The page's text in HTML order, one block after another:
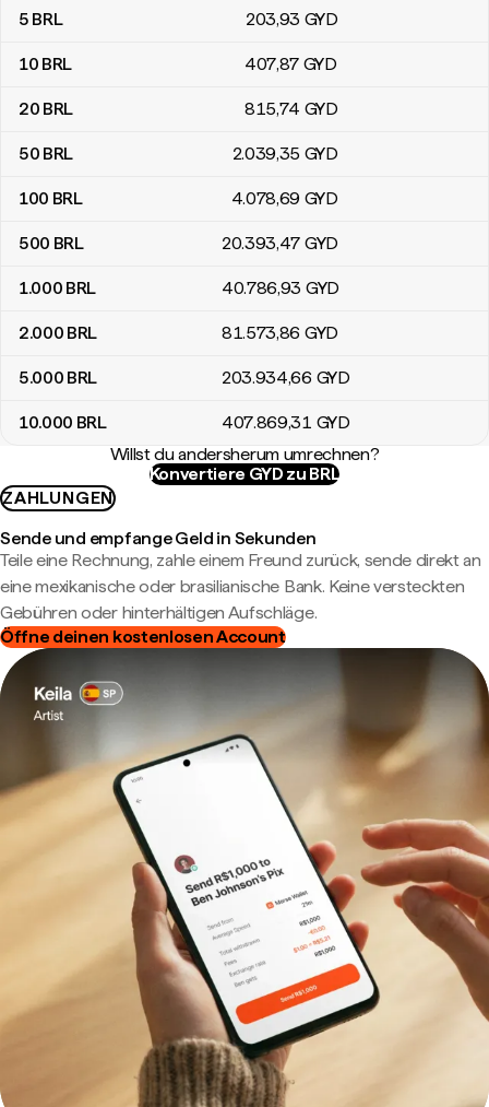
5 BRL 203,93 GYD
10 BRL 407,87 GYD
20 BRL 815,74 GYD
50 BRL 2.039,35 GYD
100 BRL 4.078,69 GYD
500 BRL 20.393,47 GYD
1.000 BRL 40.786,93 GYD
2.000 BRL 81.573,86 GYD
5.000 BRL 203.934,66 GYD
10.000 BRL 407.869,31 GYD
Willst du andersherum umrechnen?
Konvertiere GYD zu BRL
ZAHLUNGEN
Sende und empfange Geld in Sekunden
Teile eine Rechnung, zahle einem Freund zurück, sende direkt an
eine mexikanische oder brasilianische Bank. Keine versteckten
Gebühren oder hinterhältigen Aufschläge.
Öffne deinen kostenlosen Account